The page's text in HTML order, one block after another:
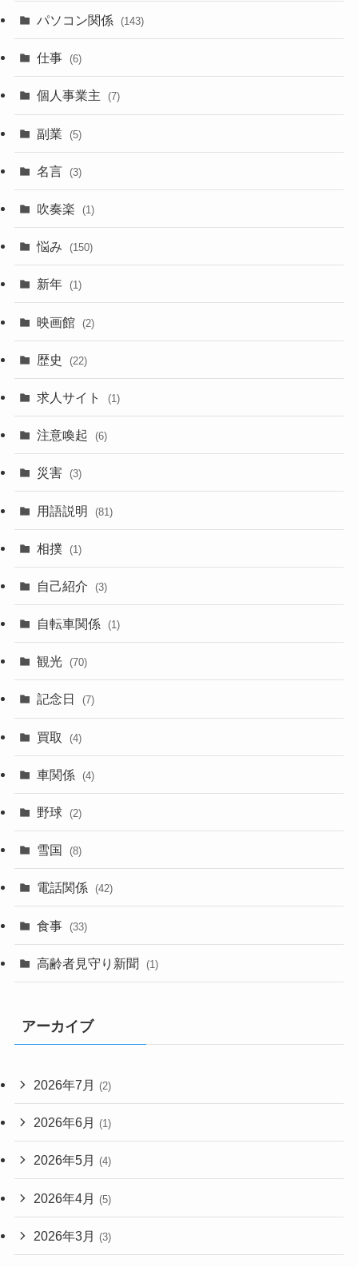
パソコン関係 (143)
仕事 (6)
個人事業主 (7)
副業 (5)
名言 (3)
吹奏楽 (1)
悩み (150)
新年 (1)
映画館 (2)
歴史 (22)
求人サイト (1)
注意喚起 (6)
災害 (3)
用語説明 (81)
相撲 (1)
自己紹介 (3)
自転車関係 (1)
観光 (70)
記念日 (7)
買取 (4)
車関係 (4)
野球 (2)
雪国 (8)
電話関係 (42)
食事 (33)
高齢者見守り新聞 (1)
アーカイブ
2026年7月 (2)
2026年6月 (1)
2026年5月 (4)
2026年4月 (5)
2026年3月 (3)